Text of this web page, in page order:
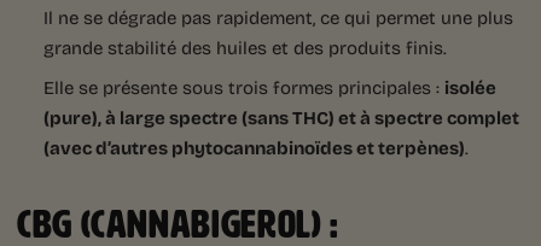
Il ne se dégrade pas rapidement, ce qui permet une plus
grande stabilité des huiles et des produits finis.
Elle se présente sous trois formes principales : isolée
(pure), à large spectre (sans THC) et à spectre complet
(avec d’autres phytocannabinoïdes et terpènes).
CBG (CANNABIGEROL) :